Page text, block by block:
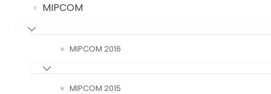
MIPCOM
MIPCOM 2016
MIPCOM 2015